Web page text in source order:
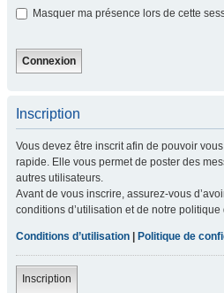
Masquer ma présence lors de cette
Inscription
Vous devez être inscrit afin de pouvoir
rapide. Elle vous permet de poster des
autres utilisateurs.
Avant de vous inscrire, assurez-vous
conditions d’utilisation et de notre
Conditions d’utilisation Politique de
Inscription